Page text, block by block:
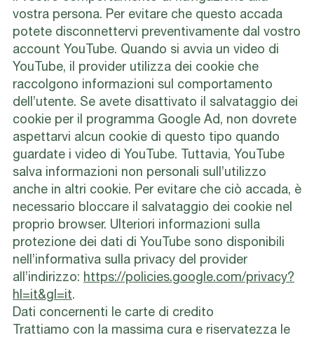
vostra persona. Per evitare che questo accada
potete disconnettervi preventivamente dal vostro
account YouTube. Quando si avvia un video di
YouTube, il provider utilizza dei cookie che
raccolgono informazioni sul comportamento
dell’utente. Se avete disattivato il salvataggio dei
cookie per il programma Google Ad, non dovrete
aspettarvi alcun cookie di questo tipo quando
guardate i video di YouTube. Tuttavia, YouTube
salva informazioni non personali sull’utilizzo
anche in altri cookie. Per evitare che ciò accada, è
necessario bloccare il salvataggio dei cookie nel
proprio browser. Ulteriori informazioni sulla
protezione dei dati di YouTube sono disponibili
nell’informativa sulla privacy del provider
all’indirizzo: https://policies.google.com/privacy?
hl=it&gl=it.
Dati concernenti le carte di credito
Trattiamo con la massima cura e riservatezza le